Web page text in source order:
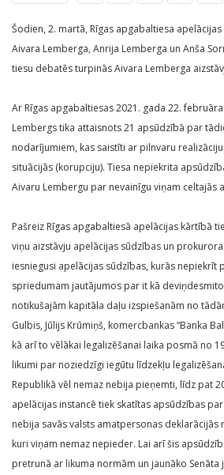
Šodien, 2. martā, Rīgas apgabaltiesa
Aivara Lemberga, Anrija Lemberga un Anša
tiesu debatēs turpinās Aivara Lemberga
Ar Rīgas apgabaltiesas 2021. gada 22.
Lembergs tika attaisnots 21 apsūdzībā par
nodarījumiem, kas saistīti ar pilnvaru
situācijās (korupciju). Tiesa nepiekrita
Aivaru Lembergu par nevainīgu viņam celtajās
Pašreiz Rīgas apgabaltiesā apelācijas kārtībā
viņu aizstāvju apelācijas sūdzības un
iesniegusi apelācijas sūdzības, kurās nepiekrīt
spriedumam jautājumos par it kā
notikušajām kapitāla daļu izspiešanām no
Gulbis, Jūlijs Krūmiņš, komercbankas “Banka
kā arī to vēlākai legalizēšanai laika posmā no
likumi par noziedzīgi iegūtu līdzekļu
Republikā vēl nemaz nebija pieņemti, līdz pat
apelācijas instancē tiek skatītas apsūdzības
nebija savās valsts amatpersonas deklarācijās
kuri viņam nemaz nepieder. Lai arī šis
pretrunā ar likuma normām un jaunāko